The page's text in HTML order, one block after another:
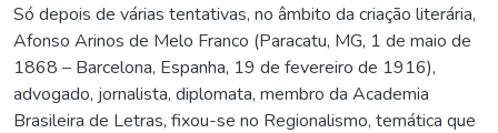
Só depois de várias tentativas, no âmbito da criação literária,
Afonso Arinos de Melo Franco (Paracatu, MG, 1 de maio de
1868 – Barcelona, Espanha, 19 de fevereiro de 1916),
advogado, jornalista, diplomata, membro da Academia
Brasileira de Letras, fixou-se no Regionalismo, temática que